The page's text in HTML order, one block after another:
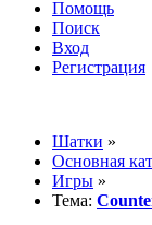
Помощь
Поиск
Вход
Регистрация
Шатки »
Основная
Игры »
Тема: